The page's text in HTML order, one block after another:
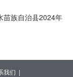
苗族自治县2024年
我们 |